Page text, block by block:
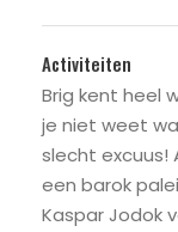
Activiteiten
Brig kent heel
je niet weet
slecht excuus!
een barok
Kaspar Jodok